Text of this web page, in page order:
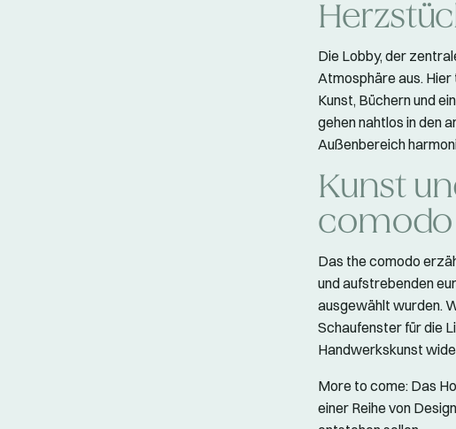
Die Lobby, der
Atmosphäre aus. Hier
Kunst, Büchern und
gehen nahtlos in den
Außenbereich
Kunst
comodo
Das the comodo
und aufstrebenden
ausgewählt wurden.
Schaufenster für die
Handwerkskunst
More to come: Das
einer Reihe von